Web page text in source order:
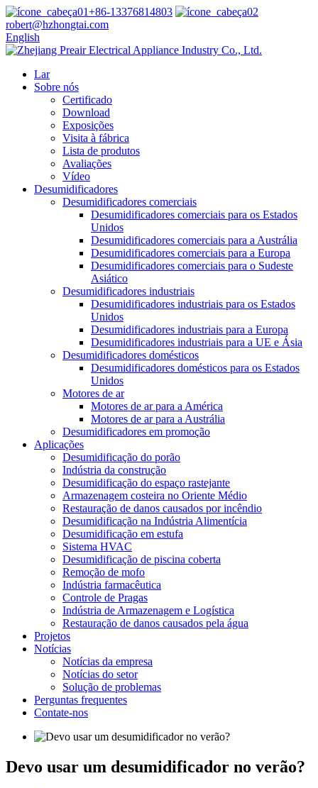
+86-13376814803
robert@hzhongtai.com
English
Lar
Sobre nós
Certificado
Download
Exposições
Visita à fábrica
Lista de produtos
Avaliações
Vídeo
Desumidificadores
Desumidificadores comerciais
Desumidificadores comerciais para os Estados
Unidos
Desumidificadores comerciais para a Austrália
Desumidificadores comerciais para a Europa
Desumidificadores comerciais para o Sudeste
Asiático
Desumidificadores industriais
Desumidificadores industriais para os Estados
Unidos
Desumidificadores industriais para a Europa
Desumidificadores industriais para a UE e Ásia
Desumidificadores domésticos
Desumidificadores domésticos para os Estados
Unidos
Motores de ar
Motores de ar para a América
Motores de ar para a Austrália
Desumidificadores em promoção
Aplicações
Desumidificação do porão
Indústria da construção
Desumidificação do espaço rastejante
Armazenagem costeira no Oriente Médio
Restauração de danos causados ​​por incêndio
Desumidificação na Indústria Alimentícia
Desumidificação em estufa
Sistema HVAC
Desumidificação de piscina coberta
Remoção de mofo
Indústria farmacêutica
Controle de Pragas
Indústria de Armazenagem e Logística
Restauração de danos causados ​​pela água
Projetos
Notícias
Notícias da empresa
Notícias do setor
Solução de problemas
Perguntas frequentes
Contate-nos
Devo usar um desumidificador no verão?